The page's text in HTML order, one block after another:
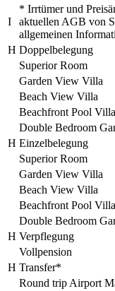
I
* Irrtümer und
aktuellen AGB von
allgemeinen
H Doppelbelegung
Superior Room
Garden View Villa
Beach View Villa
Beachfront Pool Villa
Double Bedroom
H Einzelbelegung
Superior Room
Garden View Villa
Beach View Villa
Beachfront Pool Villa
Double Bedroom
H Verpflegung
Vollpension
H Transfer*
Round trip Airport